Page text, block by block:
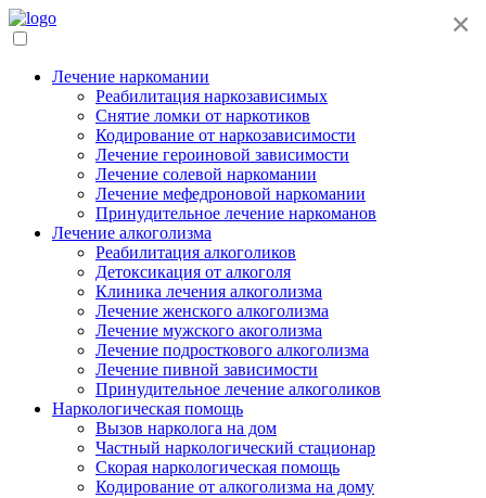
Лечение наркомании
Реабилитация наркозависимых
Снятие ломки от наркотиков
Кодирование от наркозависимости
Лечение героиновой зависимости
Лечение солевой наркомании
Лечение мефедроновой наркомании
Принудительное лечение наркоманов
Лечение алкоголизма
Реабилитация алкоголиков
Детоксикация от алкоголя
Клиника лечения алкоголизма
Лечение женского алкоголизма
Лечение мужского акоголизма
Лечение подросткового алкоголизма
Лечение пивной зависимости
Принудительное лечение алкоголиков
Наркологическая помощь
Вызов нарколога на дом
Частный наркологический стационар
Скорая наркологическая помощь
Кодирование от алкоголизма на дому
×